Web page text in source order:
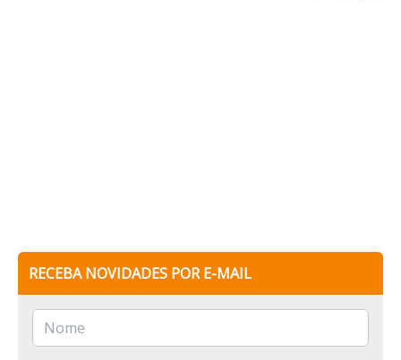
RECEBA NOVIDADES POR E-MAIL